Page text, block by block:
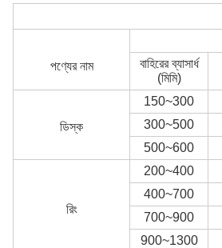
পণ্যের নাম
বাহিরের ব্যাসার্ধ
(মিমি)
ডিস্ক
150~300
300~500
500~600
রিং
200~400
400~700
700~900
900~1300